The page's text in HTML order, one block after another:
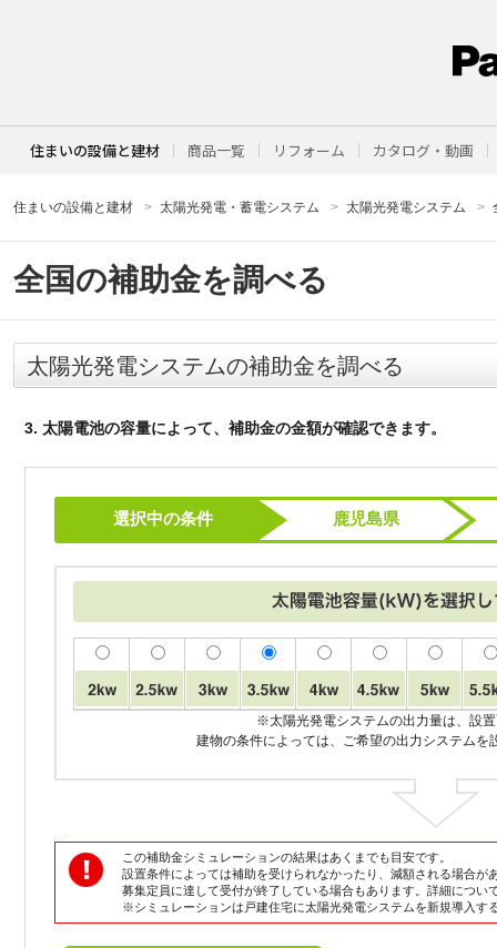
住まいの設備と建材 商品一覧 リフォーム カタログ・動画
住まいの設備と建材 太陽光発電・蓄電システム 太陽光発電システム
全国の補助金を調べる
太陽光発電システムの補助金を調べる
3. 太陽電池の容量によって、補助金の金額が確認できます。
選択中の条件 鹿児島県
※太陽光発電システムの出力量は、設
建物の条件によっては、ご希望の出力システムを
この補助金シミュレーションの結果はあくまでも目安です。
設置条件によっては補助を受けられなかったり、減額される場合が
募集定員に達して受付が終了している場合もあります。詳細につい
※シミュレーションは戸建住宅に太陽光発電システムを新規導入す